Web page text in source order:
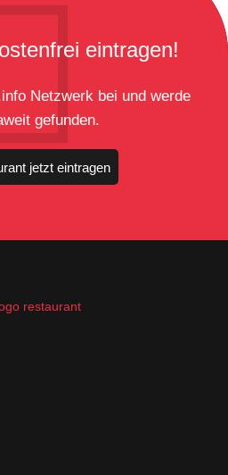
eintragen!
Netzwerk bei und werde
gefunden.
jetzt eintragen